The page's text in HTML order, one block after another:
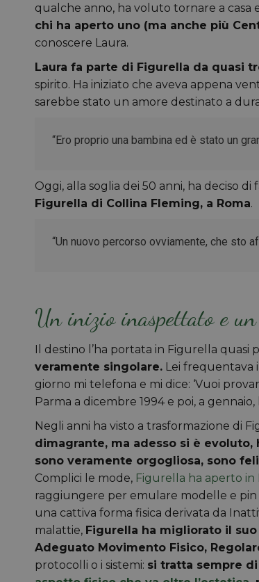
qualche anno, ha voluto tornare a casa
chi ha aperto uno (ma anche più
conoscere Laura.
Laura fa parte di Figurella da quasi
spirito. Ha iniziato che aveva appena
sarebbe stato un amore destinato a
“Ero proprio una bambina ed è stato un
Oggi, alla soglia dei 50 anni, ha deciso
Figurella di Collina Fleming, a Roma.
“Un nuovo percorso ovviamente, che sto
Un inizio inaspettato e
Il destino l’ha portata in Figurella quasi
veramente singolare. Lei frequentava
giorno mi telefona e mi dice: ‘Vuoi
Parma a dicembre 1994 e poi, a
Negli anni ha visto a trasformazione di
dimagrante, ma adesso si è
sono veramente orgogliosa, sono
Complici le mode, Figurella ha aperto
raggiungere per emulare modelle e pin
una cattiva forma fisica derivata da
malattie, Figurella ha migliorato il
Adeguato Movimento Fisico,
protocolli o i sistemi: si tratta sempre